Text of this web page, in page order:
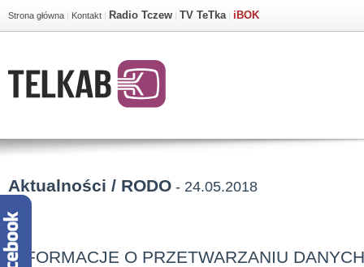
Strona główna | Kontakt | Radio Tczew | TV TeTka | iBOK
Aktualności / RODO - 24.05.2018
INFORMACJE O PRZETWARZANIU